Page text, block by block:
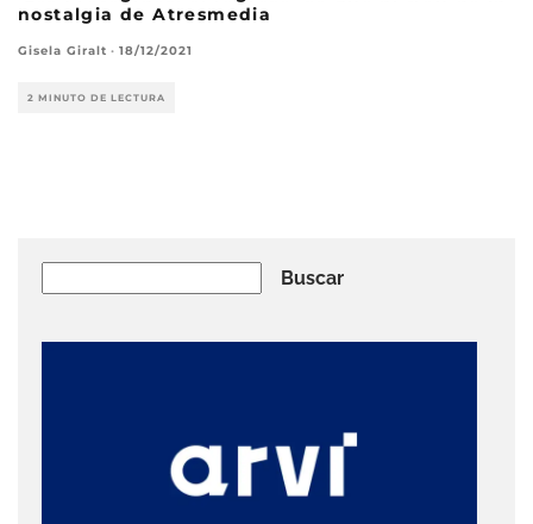
nostalgia de Atresmedia
Gisela Giralt · 18/12/2021
2 MINUTO DE LECTURA
Buscar